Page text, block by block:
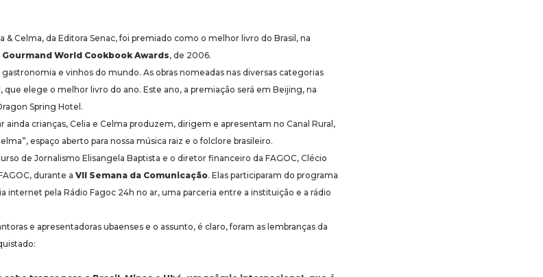
& Celma, da Editora Senac, foi premiado como o melhor livro do Brasil, na
Gourmand World Cookbook Awards, de 2006.
e vinhos do mundo. As obras nomeadas nas diversas categorias
elege o melhor livro do ano. Este ano, a premiação será em Beijing, na
Spring Hotel.
ainda crianças, Celia e Celma produzem, dirigem e apresentam no Canal Rural,
espaço aberto para nossa música raiz e o folclore brasileiro.
de Jornalismo Elisangela Baptista e o diretor financeiro da FAGOC, Clécio
durante a VII Semana da Comunicação. Elas participaram do programa
internet pela Rádio Fagoc 24h no ar, uma parceria entre a instituição e a rádio
e apresentadoras ubaenses e o assunto, é claro, foram as lembranças da